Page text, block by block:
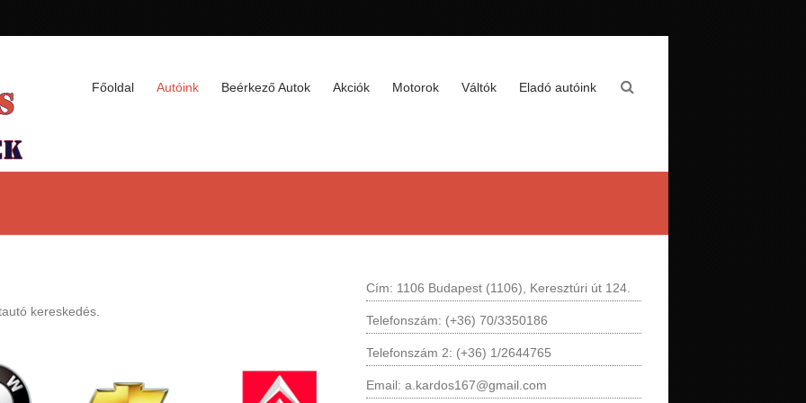
Főoldal Autóink Beérkező Autok Akciók Motorok Váltók Eladó autóink
kereskedés.
Cím: 1106 Budapest (1106), Keresztúri út 124.
Telefonszám: (+36) 70/3350186
Telefonszám 2: (+36) 1/2644765
Email: a.kardos167@gmail.com